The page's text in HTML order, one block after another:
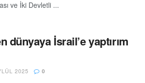
ve İki Devletli ...
dünyaya İsrail’e yaptırım
2025 0